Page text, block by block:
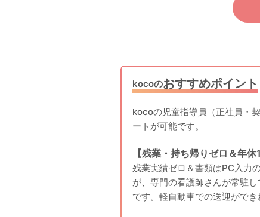
kocoのおすすめポイント
kocoの児童指導員（正社員・
ートが可能です。
【残業・持ち帰りゼロ＆年
残業実績ゼロ＆書類はPC入力
が、専門の看護師さんが常駐
です。軽自動車での送迎がで